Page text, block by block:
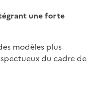
une forte
modèles plus
du cadre de